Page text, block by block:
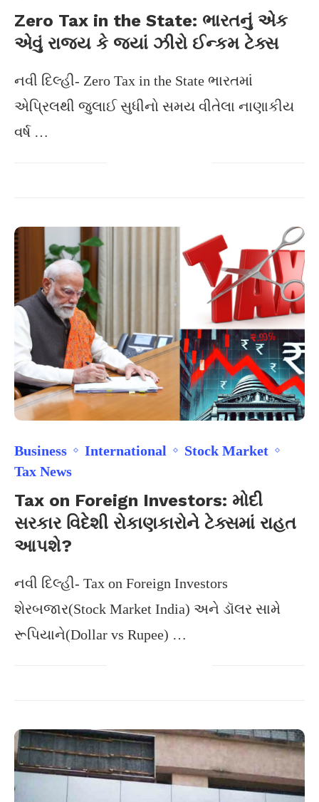
Zero Tax in the State: ભારતનું એક
એવું રાજ્ય કે જ્યાં ઝીરો ઈન્કમ ટેક્સ
નવી દિલ્હી- Zero Tax in the State ભારતમાં
એપ્રિલથી જુલાઈ સુધીનો સમય વીતેલા નાણાકીય
વર્ષ …
Business International
Stock Market
Tax News
Tax on Foreign Investors: મોદી
સરકાર વિદેશી રોકાણકારોને ટેક્સમાં રાહત
આપશે?
નવી દિલ્હી- Tax on Foreign Investors
શેરબજાર(Stock Market India) અને ડૉલર સામે
રૂપિયાને(Dollar vs Rupee) …